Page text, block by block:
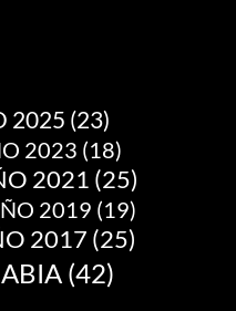
2025 (23)
2023 (18)
2021 (25)
2019 (19)
2017 (25)
(42)